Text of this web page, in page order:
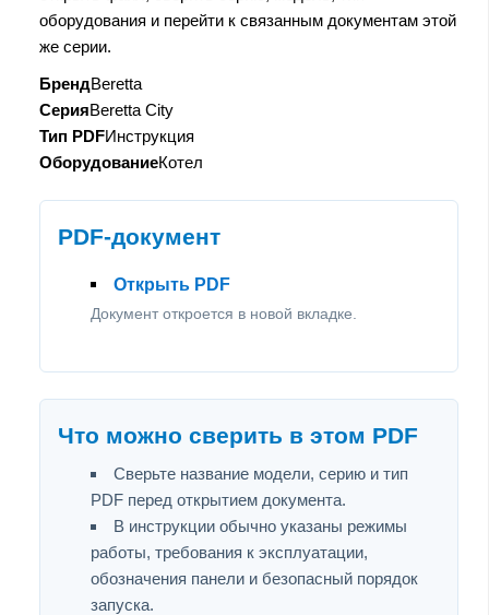
оборудования и перейти к связанным документам этой
же серии.
БрендBeretta
СерияBeretta City
Тип PDFИнструкция
ОборудованиеКотел
PDF-документ
Открыть PDF
Документ откроется в новой вкладке.
Что можно сверить в этом PDF
Сверьте название модели, серию и тип
PDF перед открытием документа.
В инструкции обычно указаны режимы
работы, требования к эксплуатации,
обозначения панели и безопасный порядок
запуска.